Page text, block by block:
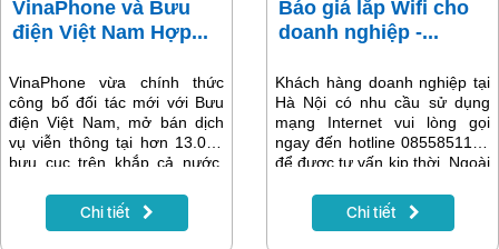
VinaPhone và Bưu
điện Việt Nam Hợp...
VinaPhone vừa chính thức
công bố đối tác mới với Bưu
điện Việt Nam, mở bán dịch
vụ viễn thông tại hơn 13.000
bưu cục trên khắp cả nước.
mang lại lợi ích cho người tiêu
dùng khi có thể truy cập dễ
Chi tiết
Báo giá lắp Wifi cho
doanh nghiệp -...
Khách hàng doanh nghiệp tại
Hà Nội có nhu cầu sử dụng
mạng Internet vui lòng gọi
ngay đến hotline 0855851166
để được tư vấn kịp thời. Ngoài
thêm thông tin dịch vụ lắp
Internet cho doanh nghiệp
Chi tiết